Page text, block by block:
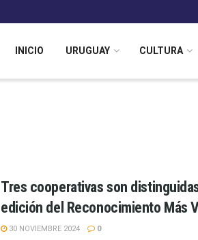
INICIO URUGUAY CULTURA
Tres cooperativas son
edición del Reconocimiento Más
30 NOVIEMBRE 2024 0